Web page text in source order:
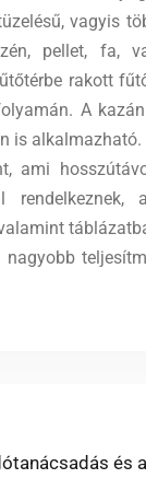
vagyis
pellet, fa,
rakott
A
is alkalmazható.
ami
és